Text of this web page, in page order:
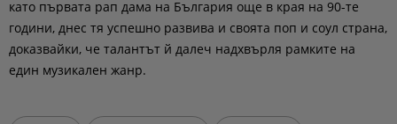
като първата рап дама на България още в края на 90-те
години, днес тя успешно развива и своята поп и соул страна,
доказвайки, че талантът й далеч надхвърля рамките на
един музикален жанр.